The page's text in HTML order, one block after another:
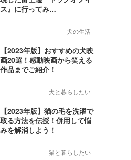
ス』に行ってみ…
犬の生活
【2023年版】おすすめの犬映
画20選！感動映画から笑える
作品までご紹介！
犬と暮らしたい
【2023年版】猫の毛を洗濯で
取る方法を伝授！併用して悩
みを解消しよう！
猫と暮らしたい